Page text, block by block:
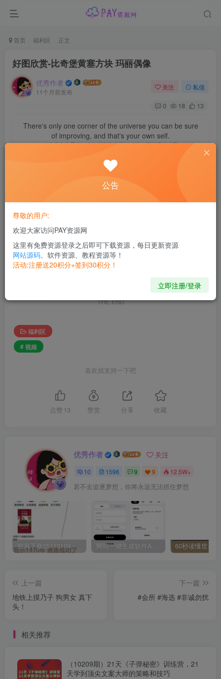
首页 福利区 正文
好图欣赏-比奇堡黄塞方块 玛丽偶像
优秀作者
11个月前发布
关注 私信
0 18 13
There's only one corner of the universe you can be sure
of improving, and that's your own self.
这个宇宙中只有一个角落你肯定可以改进，那就是你自己
此处内容已隐藏，黄金会员可见
©版权声明
本站提供的一切软件、教程和内容信息仅限用于学习和研究目的；不
得将上述内容用于商业或者非法用途， 否则，一切后果请用户自负。
本站信息来自网络，版权争议与本站无关。您必须在下载后的24个小
THE END
福利区
# 视频
喜欢就支持一下吧
点赞 13 赞赏 分享 收藏
优秀作者 关注
10 1596 9 9 12.5W+
若不去追逐梦想，你将永远无法抓住梦想
朔风下载25110109 -磁力下载神器-去VIP限制版本 网站一键生成软件APP 完美版 同时支持打包html文件
上一篇
地铁上摸乃子 狗男女 真下
头！
下一篇
#会所 #海选 #非诚勿扰
相关推荐
（10209期）21天《子弹秘密》训练营，21
天学到顶尖文案大师的策略和技巧
公告
尊敬的用户:
欢迎大家访问PAY资源网
这里有免费资源登录之后即可下载资源，每日更新资源
网站源码、软件资源、教程资源等！
活动:注册送20积分+签到30积分！
立即注册/登录